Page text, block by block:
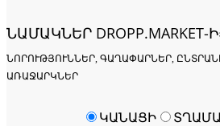
ՆԱՄԱԿՆԵՐ DROPP.MARKET-
ՆՈՐՈՒԹՅՈՒՆՆԵՐ, ԳԱՂԱՓԱՐՆԵՐ,
ՌԱՋԱՐԿՆԵՐ
ԿԱՆԱՑԻ